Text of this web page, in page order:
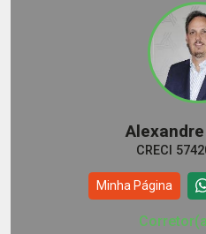
CRECI
Minha Página